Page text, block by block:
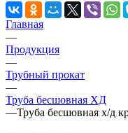
Главная
—
Продукция
—
Трубный прокат
—
Труба бесшовная ХД
—Труба бесшовная х/д